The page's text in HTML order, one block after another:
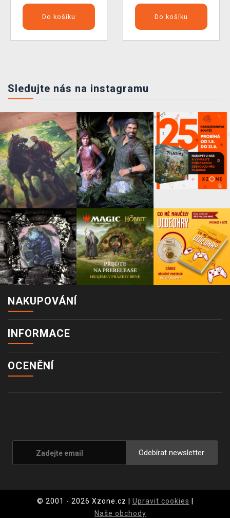
Do košíku Do košíku
Sledujte nás na instagramu
NAKUPOVÁNÍ
INFORMACE
OCENĚNÍ
Odebírat newsletter
© 2001 - 2026 Xzone.cz | Upravit cookies
Naše obchody